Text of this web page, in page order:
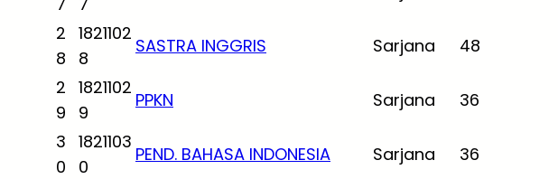
2
8
1821102
8
SASTRA INGGRIS Sarjana 48
2
9
1821102
9
PPKN Sarjana 36
3
0
1821103
0
PEND. BAHASA INDONESIA Sarjana 36